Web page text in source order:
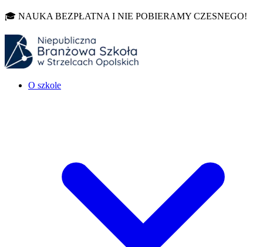
🎓 NAUKA BEZPŁATNA I NIE POBIERAMY CZESNEGO!
O szkole